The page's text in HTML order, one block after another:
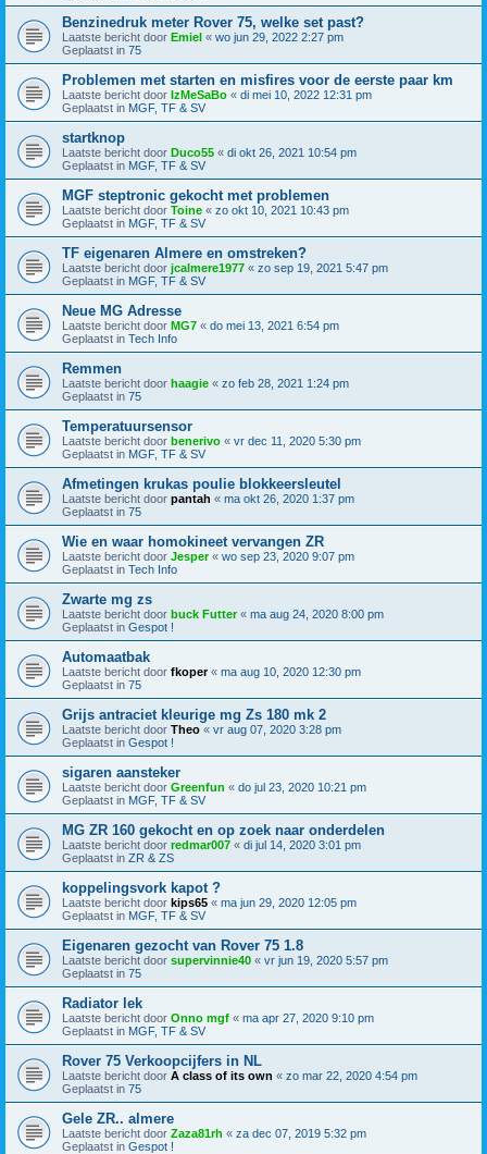
Benzinedruk meter Rover 75, welke set past?
Laatste bericht door Emiel « wo jun 29, 2022 2:27 pm
Geplaatst in 75
Problemen met starten en misfires voor de eerste paar km
Laatste bericht door IzMeSaBo « di mei 10, 2022 12:31 pm
Geplaatst in MGF, TF & SV
startknop
Laatste bericht door Duco55 « di okt 26, 2021 10:54 pm
Geplaatst in MGF, TF & SV
MGF steptronic gekocht met problemen
Laatste bericht door Toine « zo okt 10, 2021 10:43 pm
Geplaatst in MGF, TF & SV
TF eigenaren Almere en omstreken?
Laatste bericht door jcalmere1977 « zo sep 19, 2021 5:47 pm
Geplaatst in MGF, TF & SV
Neue MG Adresse
Laatste bericht door MG7 « do mei 13, 2021 6:54 pm
Geplaatst in Tech Info
Remmen
Laatste bericht door haagie « zo feb 28, 2021 1:24 pm
Geplaatst in 75
Temperatuursensor
Laatste bericht door benerivo « vr dec 11, 2020 5:30 pm
Geplaatst in MGF, TF & SV
Afmetingen krukas poulie blokkeersleutel
Laatste bericht door pantah « ma okt 26, 2020 1:37 pm
Geplaatst in 75
Wie en waar homokineet vervangen ZR
Laatste bericht door Jesper« wo sep 23, 2020 9:07 pm
Geplaatst in Tech Info
Zwarte mg zs
Laatste bericht door buck Futter« ma aug 24, 2020 8:00 pm
Geplaatst in Gespot !
Automaatbak
Laatste bericht door fkoper« ma aug 10, 2020 12:30 pm
Geplaatst in 75
Grijs antraciet kleurige mg Zs 180 mk 2
Laatste bericht door Theo « vr aug 07, 2020 3:28 pm
Geplaatst in Gespot !
sigaren aansteker
Laatste bericht door Greenfun « do jul 23, 2020 10:21 pm
Geplaatst in MGF, TF & SV
MG ZR 160 gekocht en op zoek naar onderdelen
Laatste bericht door redmar007 « di jul 14, 2020 3:01 pm
Geplaatst in ZR & ZS
koppelingsvork kapot ?
Laatste bericht door kips65 « ma jun 29, 2020 12:05 pm
Geplaatst in MGF, TF & SV
Eigenaren gezocht van Rover 75 1.8
Laatste bericht door supervinnie40 « vr jun 19, 2020 5:57 pm
Geplaatst in 75
Radiator lek
Laatste bericht door Onno mgf « ma apr 27, 2020 9:10 pm
Geplaatst in MGF, TF & SV
Rover 75 Verkoopcijfers in NL
Laatste bericht door A class of its own « zo mar 22, 2020 4:54 pm
Geplaatst in 75
Gele ZR.. almere
Laatste bericht door Zaza81rh « za dec 07, 2019 5:32 pm
Geplaatst in Gespot !